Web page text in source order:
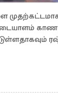
முதற்கட்டமாக